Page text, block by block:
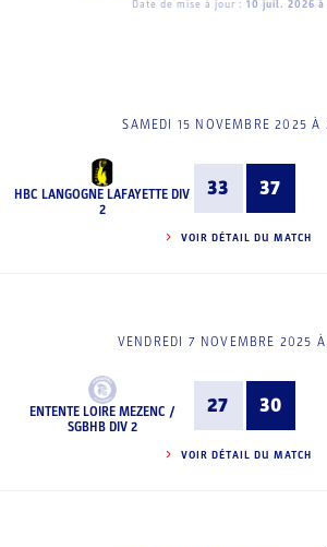
Date de mise à jour : 10 juil. 2026 à
SAMEDI 15 NOVEMBRE 2025 À
HBC LANGOGNE LAFAYETTE DIV
2
33 37
VOIR DÉTAIL DU MATCH
VENDREDI 7 NOVEMBRE 2025
ENTENTE LOIRE MEZENC /
SGBHB DIV 2
27 30
VOIR DÉTAIL DU MATCH